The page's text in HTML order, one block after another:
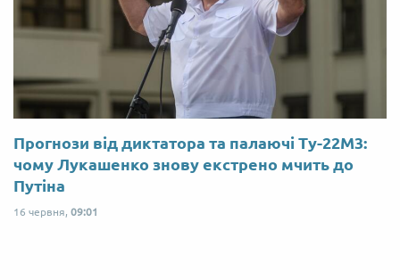
Прогнози від диктатора та палаючі Ту-22М3:
чому Лукашенко знову екстрено мчить до
Путіна
16 червня, 09:01